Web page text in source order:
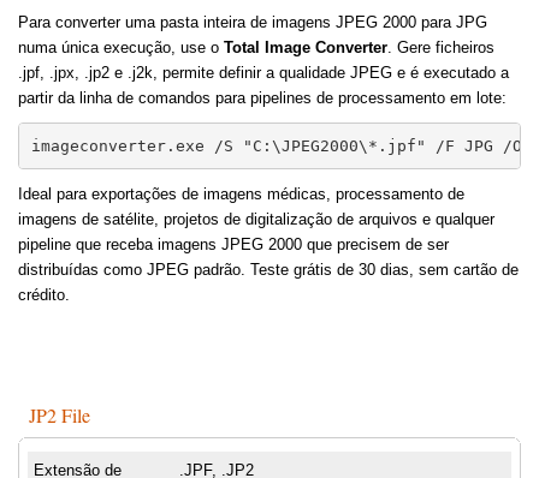
Para converter uma pasta inteira de imagens JPEG 2000 para JPG
numa única execução, use o Total Image Converter. Gere ficheiros
.jpf, .jpx, .jp2 e .j2k, permite definir a qualidade JPEG e é executado a
partir da linha de comandos para pipelines de processamento em lote:
imageconverter.exe /S "C:\JPEG2000\*.jpf" /F JPG /O
Ideal para exportações de imagens médicas, processamento de
imagens de satélite, projetos de digitalização de arquivos e qualquer
pipeline que receba imagens JPEG 2000 que precisem de ser
distribuídas como JPEG padrão. Teste grátis de 30 dias, sem cartão de
crédito.
JP2 File
Extensão de .JPF, .JP2